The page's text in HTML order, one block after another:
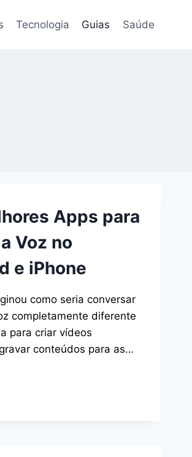
Tecnologia Guias Saúde
Apps para
Voz no
e iPhone
como seria conversar
completamente diferente
para criar vídeos
conteúdos para as…